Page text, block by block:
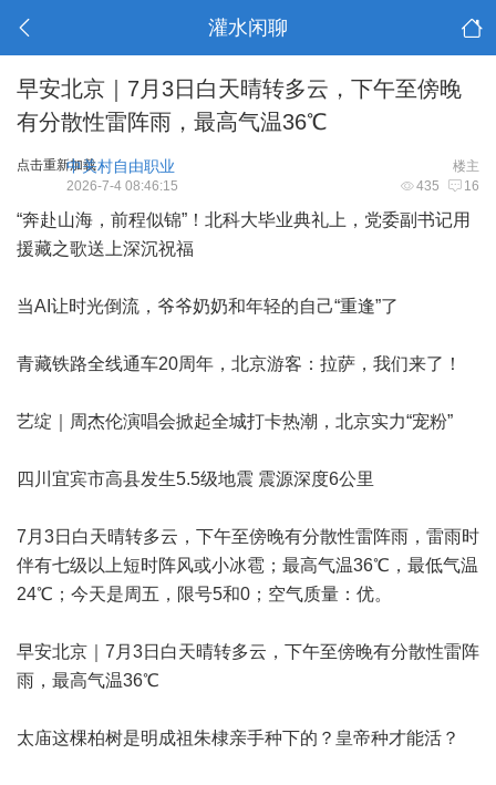
灌水闲聊
早安北京｜7月3日白天晴转多云，下午至傍晚
有分散性雷阵雨，最高气温36℃
点击重新加载 楼主
中关村自由职业
435 16
2026-7-4 08:46:15
“奔赴山海，前程似锦”！北科大毕业典礼上，党委副书记用
援藏之歌送上深沉祝福
当AI让时光倒流，爷爷奶奶和年轻的自己“重逢”了
青藏铁路全线通车20周年，北京游客：拉萨，我们来了！
艺绽｜周杰伦演唱会掀起全城打卡热潮，北京实力“宠粉”
四川宜宾市高县发生5.5级地震 震源深度6公里
7月3日白天晴转多云，下午至傍晚有分散性雷阵雨，雷雨时
伴有七级以上短时阵风或小冰雹；最高气温36℃，最低气温
24℃；今天是周五，限号5和0；空气质量：优。
早安北京｜7月3日白天晴转多云，下午至傍晚有分散性雷阵
雨，最高气温36℃
太庙这棵柏树是明成祖朱棣亲手种下的？皇帝种才能活？